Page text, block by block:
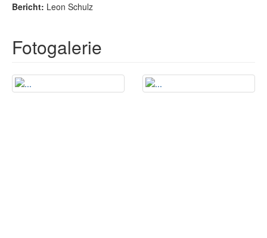
Bericht: Leon Schulz
Fotogalerie